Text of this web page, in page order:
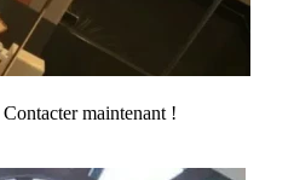
Contacter maintenant !